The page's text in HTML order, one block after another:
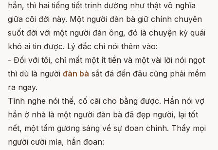
hắn, thì hai tiếng tiết trinh dường như thật vô nghĩa
giữa cõi đời này. Một người đàn bà giữ chính chuyên
suốt đời với một người đàn ông, đó là chuyện kỳ quái
khó ai tin được. Lý đắc chí nói thêm vào:
- Đối với tôi, chỉ mất một ít tiền và một vài lời nói ngọt
thì dù là người đàn bà sắt đá đến đâu cũng phải mềm
ra ngay.
Tình nghe nói thế, cố cãi cho bằng được. Hắn nói vợ
hắn ở nhà là một người đàn bà đã đẹp người, lại tốt
nết, một tấm gương sáng về sự đoan chính. Thấy mọi
người cười mỉa, hắn đoan: